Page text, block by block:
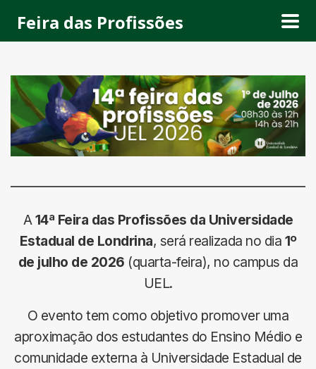
Feira das Profissões
A 14ª Feira das Profissões da Universidade
Estadual de Londrina, será realizada no dia 1º
de julho de 2026 (quarta-feira), no campus da
UEL.
O evento tem como objetivo promover uma
aproximação dos estudantes do Ensino Médio e
comunidade externa à Universidade Estadual de